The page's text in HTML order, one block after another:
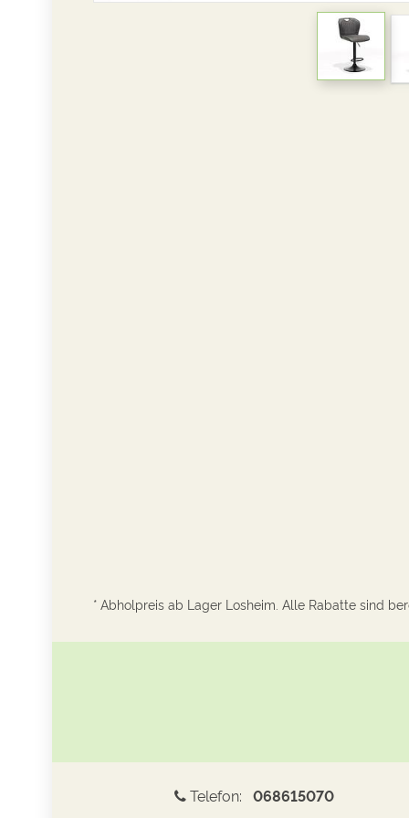
* Abholpreis ab Lager Losheim. Alle Rabatte sind
Telefon:068615070